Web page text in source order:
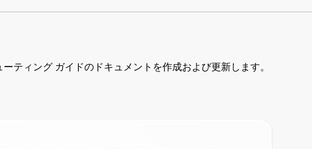
ティング ガイドのドキュメントを作成および更新します。